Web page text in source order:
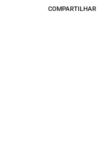
COMPARTILHAR